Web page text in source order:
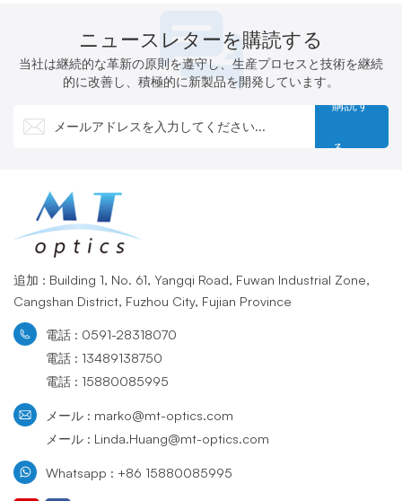
ニュースレターを購読する
当社は継続的な革新の原則を遵守し、生産プロセスと技術を継続
的に改善し、積極的に新製品を開発しています。
購読す
る
追加 : Building 1, No. 61, Yangqi Road, Fuwan Industrial Zone,
Cangshan District, Fuzhou City, Fujian Province
電話 : 0591-28318070
電話 : 13489138750
電話 : 15880085995
メール : marko@mt-optics.com
メール : Linda.Huang@mt-optics.com
Whatsapp : +86 15880085995